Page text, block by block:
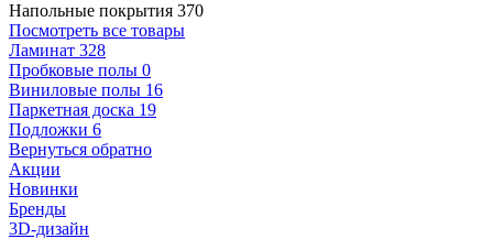
Напольные покрытия 370
Посмотреть все товары
Ламинат 328
Пробковые полы 0
Виниловые полы 16
Паркетная доска 19
Подложки 6
Вернуться обратно
Акции
Новинки
Бренды
3D-дизайн